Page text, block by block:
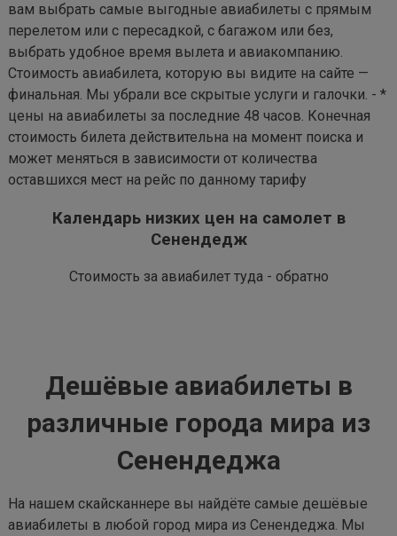
вам выбрать самые выгодные авиабилеты с прямым
перелетом или с пересадкой, с багажом или без,
выбрать удобное время вылета и авиакомпанию.
Стоимость авиабилета, которую вы видите на сайте —
финальная. Мы убрали все скрытые услуги и галочки. - *
цены на авиабилеты за последние 48 часов. Конечная
стоимость билета действительна на момент поиска и
может меняться в зависимости от количества
оставшихся мест на рейс по данному тарифу
Календарь низких цен на самолет в
Сенендедж
Стоимость за авиабилет туда - обратно
Дешёвые авиабилеты в
различные города мира из
Сенендеджа
На нашем скайсканнере вы найдёте самые дешёвые
авиабилеты в любой город мира из Сенендеджа. Мы